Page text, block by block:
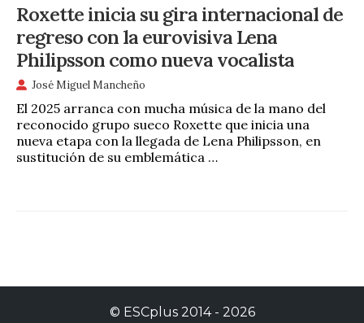
Roxette inicia su gira internacional de
regreso con la eurovisiva Lena
Philipsson como nueva vocalista
José Miguel Mancheño
El 2025 arranca con mucha música de la mano del
reconocido grupo sueco Roxette que inicia una
nueva etapa con la llegada de Lena Philipsson, en
sustitución de su emblemática …
© ESCplus2014 - 2026